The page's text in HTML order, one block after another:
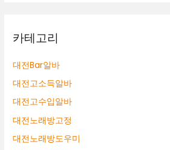
카테고리
대전Bar알바
대전고소득알바
대전고수입알바
대전노래방고정
대전노래방도우미